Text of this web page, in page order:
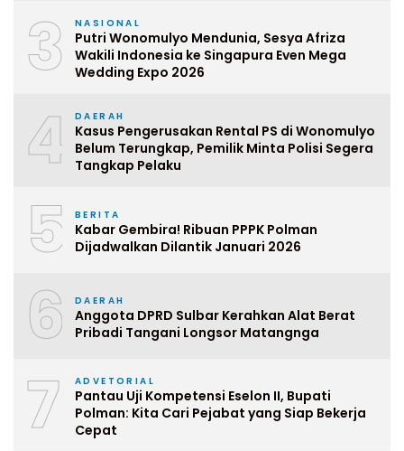
3 NASIONAL
Putri Wonomulyo Mendunia, Sesya Afriza
Wakili Indonesia ke Singapura Even Mega
Wedding Expo 2026
4 DAERAH
Kasus Pengerusakan Rental PS di Wonomulyo
Belum Terungkap, Pemilik Minta Polisi Segera
Tangkap Pelaku
5 BERITA
Kabar Gembira! Ribuan PPPK Polman
Dijadwalkan Dilantik Januari 2026
6 DAERAH
Anggota DPRD Sulbar Kerahkan Alat Berat
Pribadi Tangani Longsor Matangnga
7 ADVETORIAL
Pantau Uji Kompetensi Eselon II, Bupati
Polman: Kita Cari Pejabat yang Siap Bekerja
Cepat